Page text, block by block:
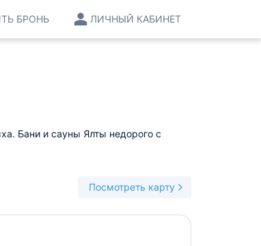
ЛИЧНЫЙ КАБИНЕТ
БРОНЬ
Бани и сауны Ялты недорого с
Посмотреть карту